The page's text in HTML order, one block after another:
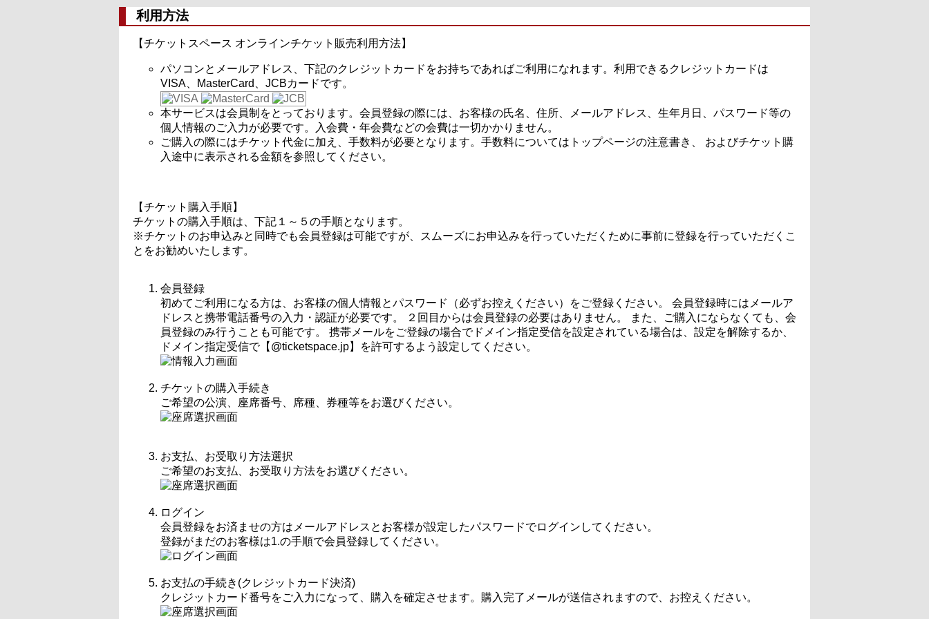
利用方法
【チケットスペース オンラインチケット販売利用方法】
パソコンとメールアドレス、下記のクレジットカードをお持ちであればご利用になれます。利用できるクレジットカードは
VISA、MasterCard、JCBカードです。
本サービスは会員制をとっております。会員登録の際には、お客様の氏名、住所、メールアドレス、生年月日、パスワード等の
個人情報のご入力が必要です。入会費・年会費などの会費は一切かかりません。
ご購入の際にはチケット代金に加え、手数料が必要となります。手数料についてはトップページの注意書き、 およびチケット購
入途中に表示される金額を参照してください。
【チケット購入手順】
チケットの購入手順は、下記１～５の手順となります。
※チケットのお申込みと同時でも会員登録は可能ですが、スムーズにお申込みを行っていただくために事前に登録を行っていただくこ
とをお勧めいたします。
会員登録
初めてご利用になる方は、お客様の個人情報とパスワード（必ずお控えください）をご登録ください。 会員登録時にはメールア
ドレスと携帯電話番号の入力・認証が必要です。 ２回目からは会員登録の必要はありません。 また、ご購入にならなくても、会
員登録のみ行うことも可能です。 携帯メールをご登録の場合でドメイン指定受信を設定されている場合は、設定を解除するか、
ドメイン指定受信で【@ticketspace.jp】を許可するよう設定してください。
チケットの購入手続き
ご希望の公演、座席番号、席種、券種等をお選びください。
お支払、お受取り方法選択
ご希望のお支払、お受取り方法をお選びください。
ログイン
会員登録をお済ませの方はメールアドレスとお客様が設定したパスワードでログインしてください。
登録がまだのお客様は1.の手順で会員登録してください。
お支払の手続き(クレジットカード決済)
クレジットカード番号をご入力になって、購入を確定させます。購入完了メールが送信されますので、お控えください。